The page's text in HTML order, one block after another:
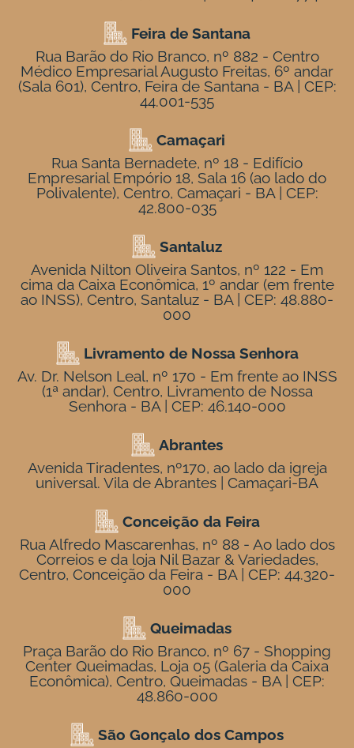
Feira de Santana
Rua Barão do Rio Branco, nº 882 - Centro
Médico Empresarial Augusto Freitas, 6º andar
(Sala 601), Centro, Feira de Santana - BA | CEP:
44.001-535
Camaçari
Rua Santa Bernadete, nº 18 - Edifício
Empresarial Empório 18, Sala 16 (ao lado do
Polivalente), Centro, Camaçari - BA | CEP:
42.800-035
Santaluz
Avenida Nilton Oliveira Santos, nº 122 - Em
cima da Caixa Econômica, 1º andar (em frente
ao INSS), Centro, Santaluz - BA | CEP: 48.880-
000
Livramento de Nossa Senhora
Av. Dr. Nelson Leal, nº 170 - Em frente ao INSS
(1ª andar), Centro, Livramento de Nossa
Senhora - BA | CEP: 46.140-000
Abrantes
Avenida Tiradentes, nº170, ao lado da igreja
universal. Vila de Abrantes | Camaçari-BA
Conceição da Feira
Rua Alfredo Mascarenhas, nº 88 - Ao lado dos
Correios e da loja Nil Bazar & Variedades,
Centro, Conceição da Feira - BA | CEP: 44.320-
000
Queimadas
Praça Barão do Rio Branco, nº 67 - Shopping
Center Queimadas, Loja 05 (Galeria da Caixa
Econômica), Centro, Queimadas - BA | CEP:
48.860-000
São Gonçalo dos Campos